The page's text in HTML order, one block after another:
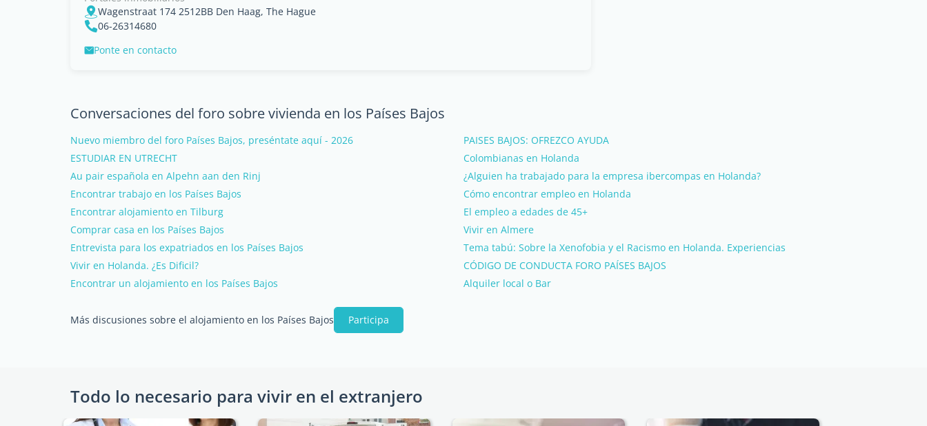
Wagenstraat 174 2512BB Den Haag, The Hague
06-26314680
Ponte en contacto
Conversaciones del foro sobre vivienda en los Países Bajos
Nuevo miembro del foro Países Bajos, preséntate aquí - 2026
PAISES BAJOS: OFREZCO AYUDA
ESTUDIAR EN UTRECHT
Colombianas en Holanda
Au pair española en Alpehn aan den Rinj
¿Alguien ha trabajado para la empresa ibercompas en Holanda?
Encontrar trabajo en los Países Bajos
Cómo encontrar empleo en Holanda
Encontrar alojamiento en Tilburg
El empleo a edades de 45+
Comprar casa en los Países Bajos
Vivir en Almere
Entrevista para los expatriados en los Países Bajos
Tema tabú: Sobre la Xenofobia y el Racismo en Holanda. Experiencias
Vivir en Holanda. ¿Es Dificil?
CÓDIGO DE CONDUCTA FORO PAÍSES BAJOS
Encontrar un alojamiento en los Países Bajos
Alquiler local o Bar
Más discusiones sobre el alojamiento en los Países Bajos Participa
Todo lo necesario para vivir en el extranjero